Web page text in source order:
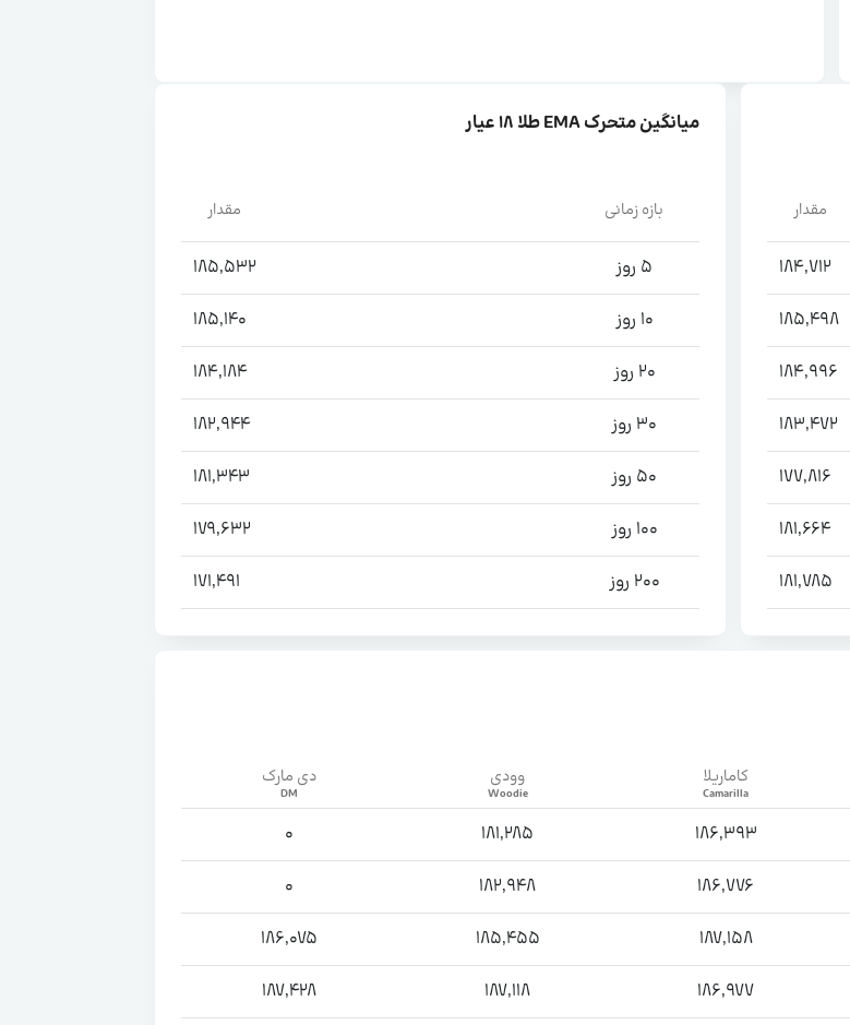
مقدار
184,712
185,498
184,996
183,472
177,816
181,664
181,785
میانگین متحرک EMA طلا ۱۸ عیار
بازه زمانی مقدار
5 روز
185,532
10 روز
185,140
20 روز
184,184
30 روز
182,944
50 روز
181,343
100 روز
179,632
200 روز
171,491
کاماریلا وودی دی مارک
186,393
181,285
0
186,776
182,948
0
187,158
185,455
186,075
186,977
187,118
187,428